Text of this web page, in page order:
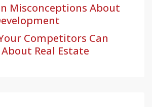
Misconceptions About
Competitors Can
Real Estate